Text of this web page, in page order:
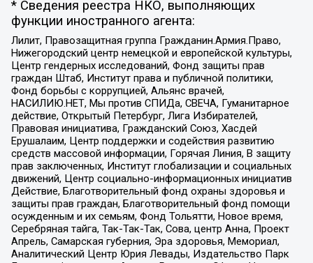
* Сведения реестра НКО, выполняющих
функции иностранного агента:
Лилит, Правозащитная группа Гражданин.Армия.Право,
Нижегородский центр немецкой и европейской культуры,
Центр гендерных исследований, Фонд защиты прав
граждан Штаб, Институт права и публичной политики,
Фонд борьбы с коррупцией, Альянс врачей,
НАСИЛИЮ.НЕТ, Мы против СПИДа, СВЕЧА, Гуманитарное
действие, Открытый Петербург, Лига Избирателей,
Правовая инициатива, Гражданский Союз, Хасдей
Ерушалаим, Центр поддержки и содействия развитию
средств массовой информации, Горячая Линия, В защиту
прав заключенных, Институт глобализации и социальных
движений, Центр социально-информационных инициатив
Действие, Благотворительный фонд охраны здоровья и
защиты прав граждан, Благотворительный фонд помощи
осужденным и их семьям, Фонд Тольятти, Новое время,
Серебряная тайга, Так-Так-Так, Сова, центр Анна, Проект
Апрель, Самарская губерния, Эра здоровья, Мемориал,
Аналитический Центр Юрия Левады, Издательство Парк